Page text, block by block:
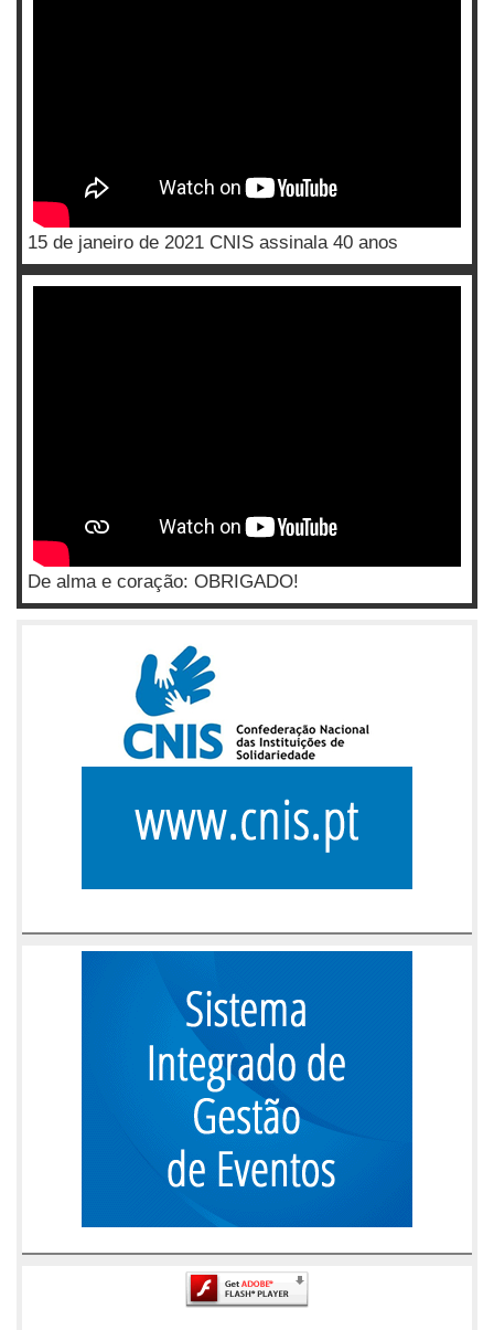
15 de janeiro de 2021 CNIS assinala 40 anos
De alma e coração: OBRIGADO!